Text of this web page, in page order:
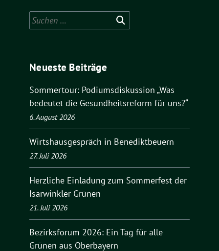
Suchen
nach:
Neueste Beiträge
Sommertour: Podiumsdiskussion „Was
bedeutet die Gesundheitsreform für uns?“
6. August 2026
Wirtshausgespräch in Benediktbeuern
27. Juli 2026
Herzliche Einladung zum Sommerfest der
Isarwinkler Grünen
21. Juli 2026
Bezirksforum 2026: Ein Tag für alle
Grünen aus Oberbayern